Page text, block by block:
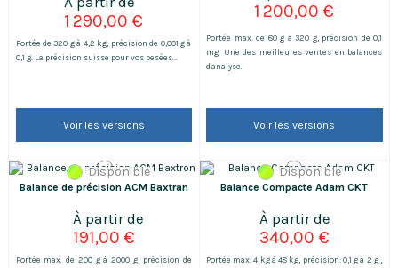
1 290,00 €
Portée de 320 g à 4,2 kg, précision de 0,001 g à
0,1 g. La précision suisse pour vos pesées...
Voir les versions
1 200,00 €
Portée max. de 80 g a 320 g, précision de 0,1
mg. Une des meilleures ventes en balances
d'analyse.
Voir les versions
Balance de précision ACM Baxtran
Disponible
191,00 €
Portée max. de 200 g à 2000 g, précision de
Balance Compacte Adam CKT
Disponible
340,00 €
Portée max: 4 kg à 48 kg, précision: 0,1 g à 2 g ,